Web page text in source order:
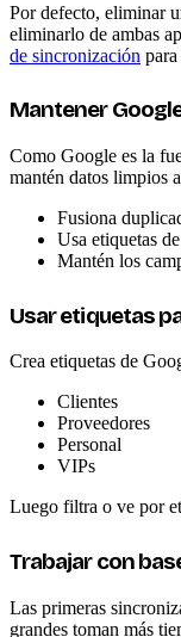
Por defecto, eliminar
eliminarlo de ambas
de sincronización
Mantener
Como Google es la
mantén datos limpios
Fusiona
Usa etiquetas
Mantén los
Usar etiquetas
Crea etiquetas de
Clientes
Proveedores
Personal
VIPs
Luego filtra o ve por
Trabajar con
Las primeras
grandes toman más